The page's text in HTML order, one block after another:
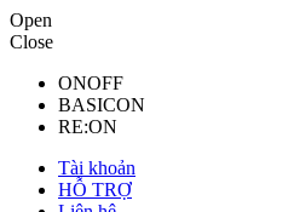
Open
Close
ONOFF
BASICON
RE:ON
Tài khoản
HỖ TRỢ